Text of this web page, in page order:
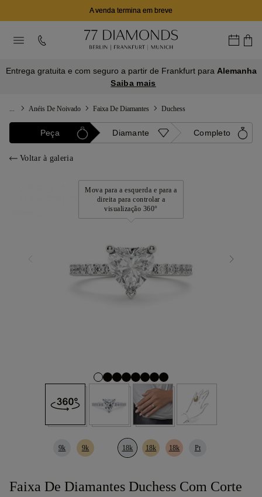
A venda termina em breve
Entrega gratuita e com seguro a partir de Frankfurt para Alemanha
Saiba mais
Anéis De Noivado Faixa De Diamantes Duchess
Peça Diamante Completo
Voltar à galeria
Mova para a esquerda e para a
direita para controlar a
visualização 360°
9k 9k 18k 18k 18k Pt
Faixa De Diamantes Duchess Com Corte